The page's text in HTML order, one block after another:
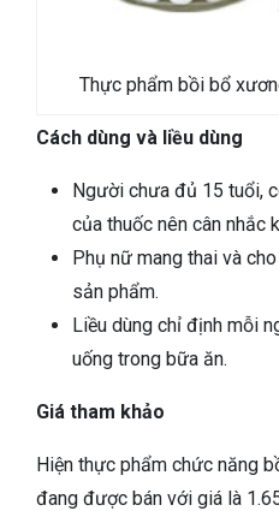
Thực phẩm bồi bổ
Cách dùng và liều dùng
Người chưa đủ 15 tuổi,
của thuốc nên cân nhắc
Phụ nữ mang thai và
sản phẩm.
Liều dùng chỉ định mỗi
uống trong bữa ăn.
Giá tham khảo
Hiện thực phẩm chức năng
đang được bán với giá là